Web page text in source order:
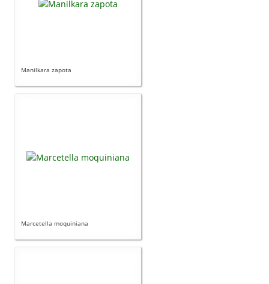
Manilkara zapota
Marcetella moquiniana